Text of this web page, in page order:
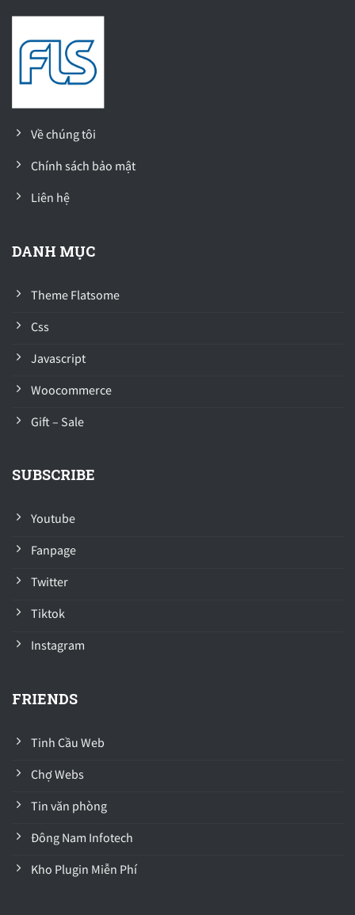
Về chúng tôi
Chính sách bảo mật
Liên hệ
DANH MỤC
Theme Flatsome
Css
Javascript
Woocommerce
Gift – Sale
SUBSCRIBE
Youtube
Fanpage
Twitter
Tiktok
Instagram
FRIENDS
Tinh Cầu Web
Chợ Webs
Tin văn phòng
Đông Nam Infotech
Kho Plugin Miễn Phí